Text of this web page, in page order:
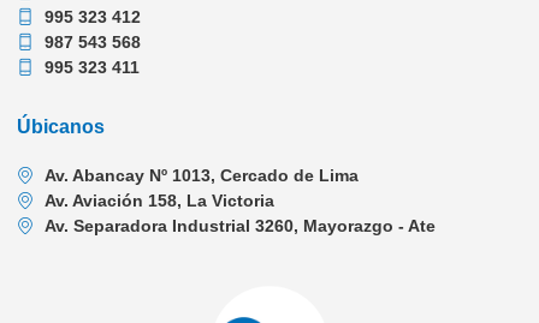
995 323 412
987 543 568
995 323 411
Úbicanos
Av. Abancay Nº 1013, Cercado de Lima
Av. Aviación 158, La Victoria
Av. Separadora Industrial 3260, Mayorazgo - Ate